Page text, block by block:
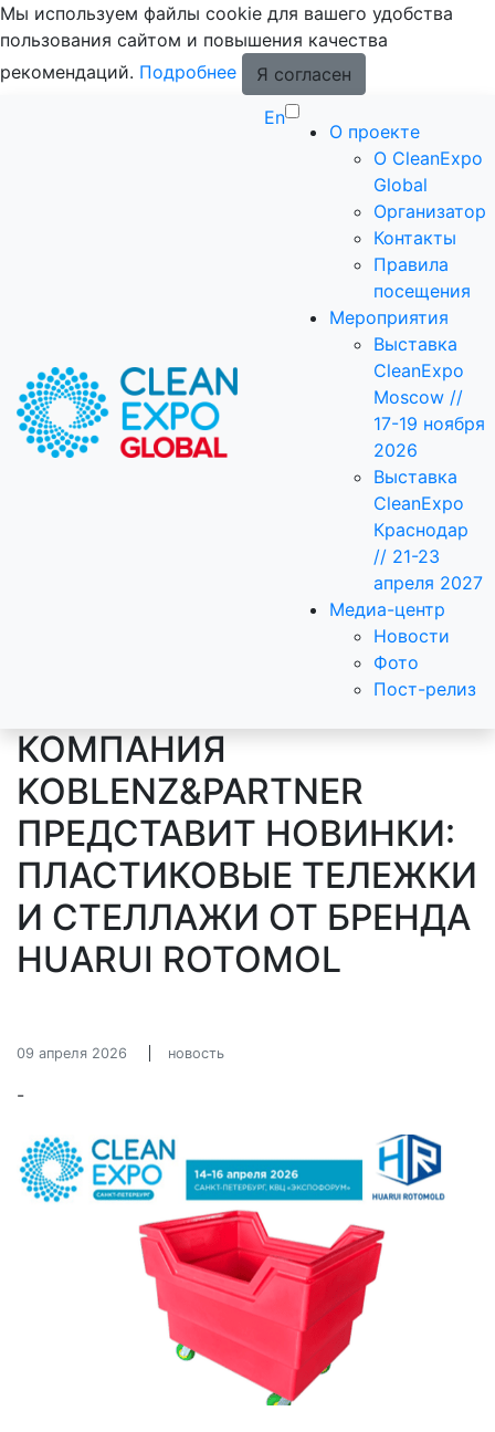
Мы используем файлы cookie для вашего удобства
пользования сайтом и повышения качества
рекомендаций. Подробнее
Я согласен
En
О проекте
О CleanExpo
Global
Организатор
Контакты
Правила
посещения
Мероприятия
Выставка
CleanExpo
Moscow //
17-19 ноября
2026
Выставка
CleanExpo
Краснодар
// 21-23
апреля 2027
Медиа-центр
Новости
Фото
Пост-релиз
КОМПАНИЯ
KOBLENZ&PARTNER
ПРЕДСТАВИТ НОВИНКИ:
ПЛАСТИКОВЫЕ ТЕЛЕЖКИ
И СТЕЛЛАЖИ ОТ БРЕНДА
HUARUI ROTOMOL
09 апреля 2026 новость
-